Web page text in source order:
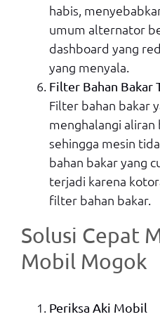
habis,
umum alternator
dashboard yang
yang menyala.
Filter Bahan Bakar
Filter bahan bakar
menghalangi aliran
sehingga mesin
bahan bakar yang
terjadi karena
filter bahan bakar.
Solusi Cepat
Mobil Mogok
Periksa Aki Mobil